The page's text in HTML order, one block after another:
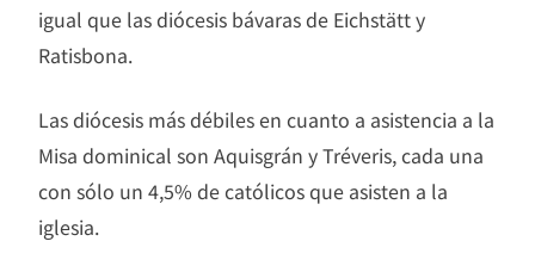
igual que las diócesis bávaras de Eichstätt y
Ratisbona.
Las diócesis más débiles en cuanto a asistencia a la
Misa dominical son Aquisgrán y Tréveris, cada una
con sólo un 4,5% de católicos que asisten a la
iglesia.